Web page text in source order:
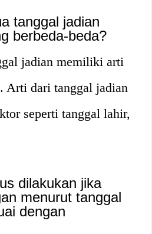
tanggal jadian
berbeda-beda?
jadian memiliki arti
Arti dari tanggal jadian
seperti tanggal lahir,
dilakukan jika
menurut tanggal
dengan